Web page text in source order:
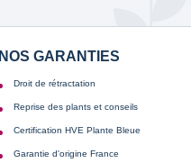
NOS GARANTIES
Droit de rétractation
Reprise des plants et conseils
Certification HVE Plante Bleue
Garantie d'origine France